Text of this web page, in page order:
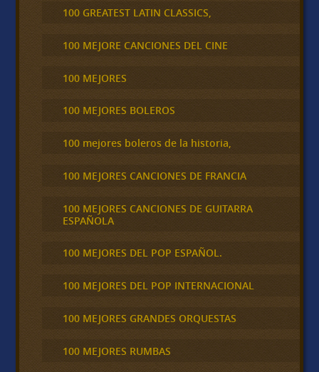
100 GREATEST LATIN CLASSICS,
100 MEJORE CANCIONES DEL CINE
100 MEJORES
100 MEJORES BOLEROS
100 mejores boleros de la historia,
100 MEJORES CANCIONES DE FRANCIA
100 MEJORES CANCIONES DE GUITARRA
ESPAÑOLA
100 MEJORES DEL POP ESPAÑOL.
100 MEJORES DEL POP INTERNACIONAL
100 MEJORES GRANDES ORQUESTAS
100 MEJORES RUMBAS